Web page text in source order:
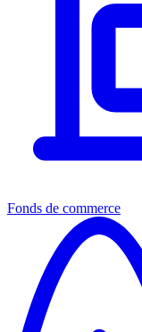
Fonds de commerce